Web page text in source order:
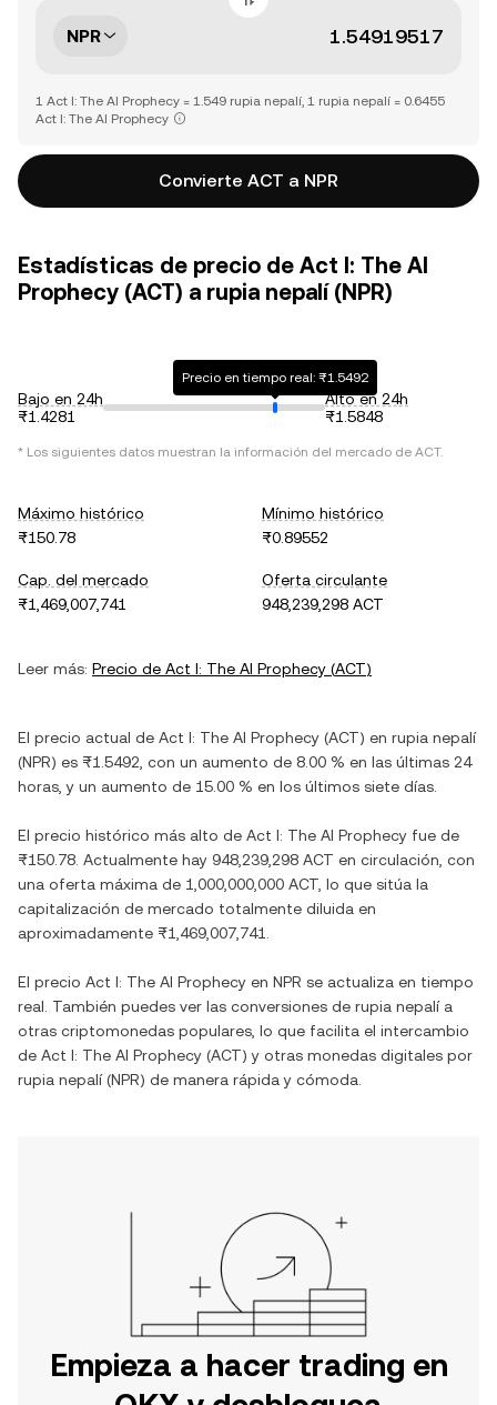
NPR
1 Act I: The AI Prophecy = 1.549 rupia nepalí, 1 rupia nepalí = 0.6455
Act I: The AI Prophecy
Convierte ACT a NPR
Estadísticas de precio de Act I: The AI
Prophecy (ACT) a rupia nepalí (NPR)
Bajo en 24h
₨1.4281
Precio en tiempo real: ₨1.5492
Alto en 24h
₨1.5848
* Los siguientes datos muestran la información del mercado de ACT.
Máximo histórico
₨150.78
Mínimo histórico
₨0.89552
Cap. del mercado
₨1,469,007,741
Oferta circulante
948,239,298 ACT
Leer más: Precio de Act I: The AI Prophecy (ACT)
El precio actual de Act I: The AI Prophecy (ACT) en rupia nepalí
(NPR) es ₨1.5492 , con un aumento de 8.00 % en las últimas 24
horas, y un aumento de 15.00 % en los últimos siete días.
El precio histórico más alto de Act I: The AI Prophecy fue de
₨150.78 . Actualmente hay 948,239,298 ACT en circulación, con
una oferta máxima de 1,000,000,000 ACT , lo que sitúa la
capitalización de mercado totalmente diluida en
aproximadamente ₨1,469,007,741
El precio Act I: The AI Prophecy en NPR se actualiza en tiempo
real. También puedes ver las conversiones de rupia nepalía
otras criptomonedas populares, lo que facilita el intercambio
de Act I: The AI Prophecy (ACT) y otras monedas digitales por
rupia nepalí(NPR) de manera rápida y cómoda.
Empieza a hacer trading en